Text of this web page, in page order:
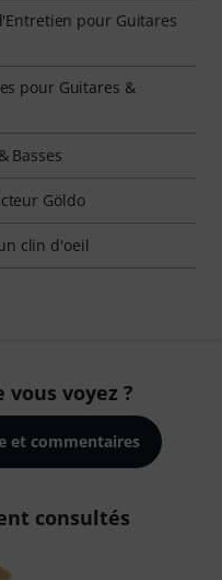
pour Guitares
pour Guitares &
Basses
Göldo
clin d'oeil
vous voyez ?
et commentaires
consultés